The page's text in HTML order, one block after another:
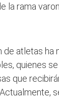
la rama
de atletas ha
quienes
que